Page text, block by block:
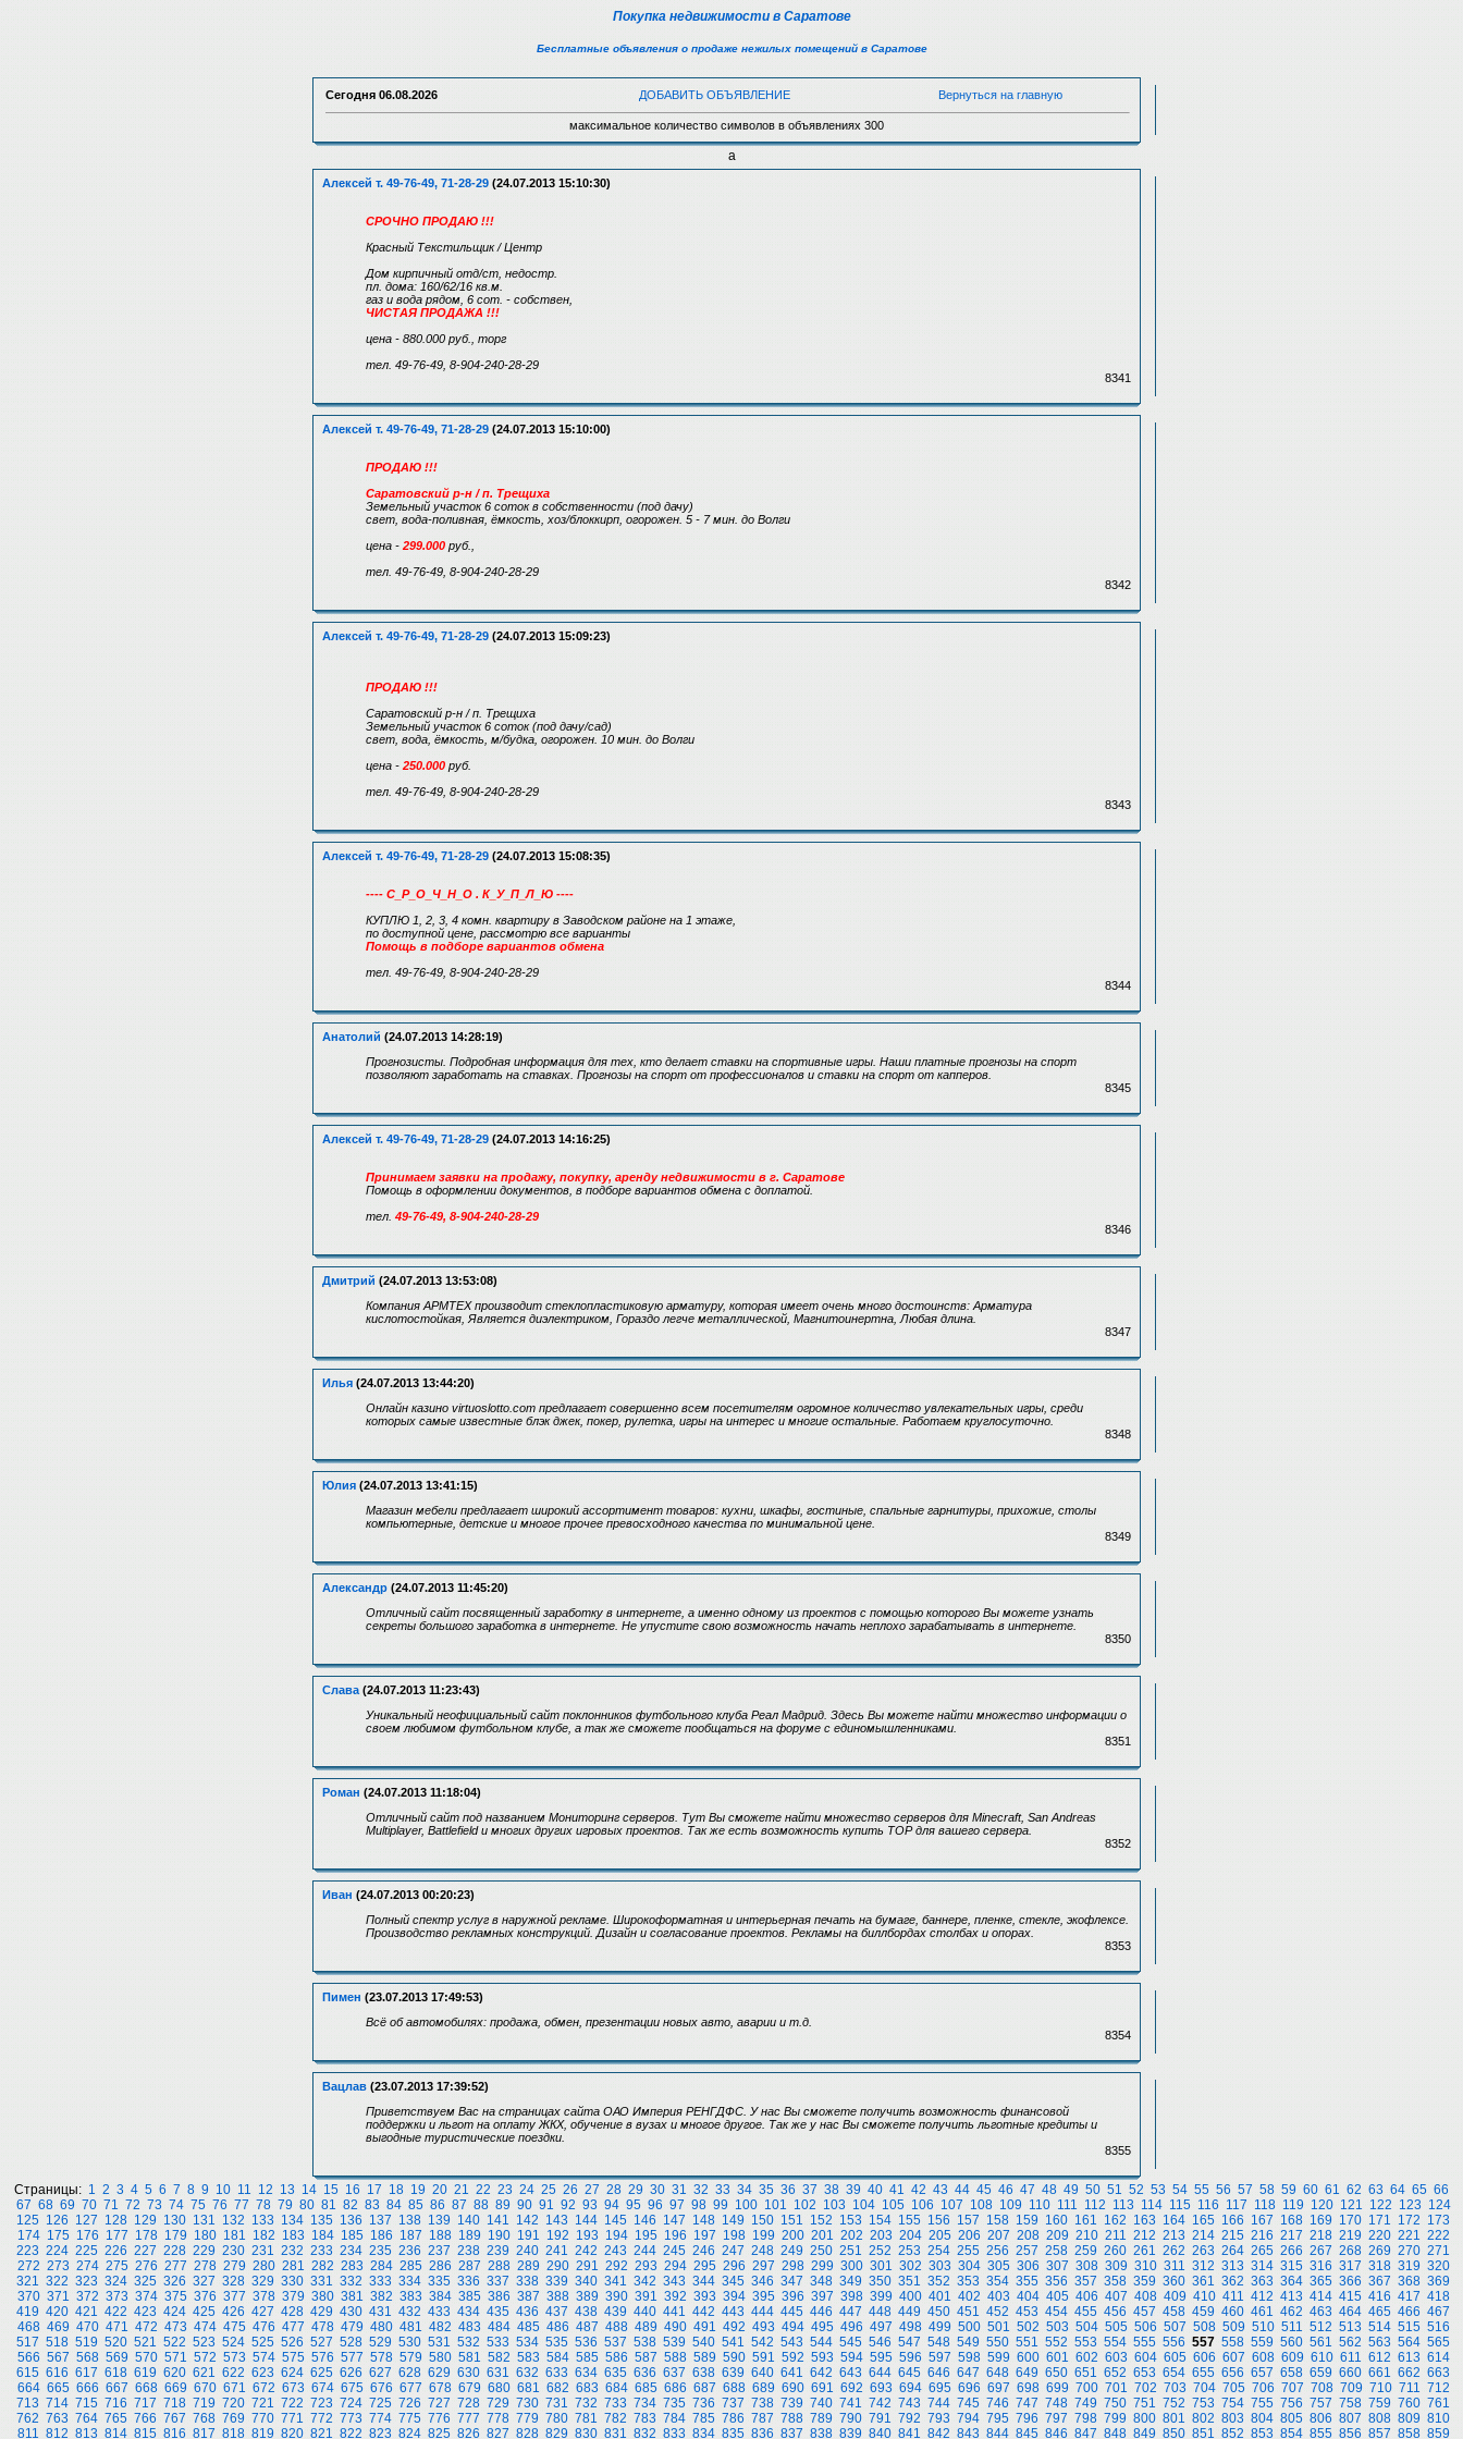
Покупка недвижимости в Саратове
Бесплатные объявления о продаже нежилых помещений в Саратове
Сегодня 06.08.2026 ДОБАВИТЬ ОБЪЯВЛЕНИЕ Вернуться на главную
максимальное количество символов в объявлениях 300
а
Алексей т. 49-76-49, 71-28-29 (24.07.2013 15:10:30)
СРОЧНО ПРОДАЮ !!!
Красный Текстильщик / Центр
Дом кирпичный отд/ст, недостр.
пл. дома: 160/62/16 кв.м.
газ и вода рядом, 6 сот. - собствен,
ЧИСТАЯ ПРОДАЖА !!!
цена - 880.000 руб., торг
тел. 49-76-49, 8-904-240-28-29
8341
Алексей т. 49-76-49, 71-28-29 (24.07.2013 15:10:00)
ПРОДАЮ !!!
Саратовский р-н / п. Трещиха
Земельный участок 6 соток в собственности (под дачу)
свет, вода-поливная, ёмкость, хоз/блоккирп, огорожен. 5 - 7 мин. до Волги
цена - 299.000 руб.,
тел. 49-76-49, 8-904-240-28-29
8342
Алексей т. 49-76-49, 71-28-29 (24.07.2013 15:09:23)
ПРОДАЮ !!!
Саратовский р-н / п. Трещиха
Земельный участок 6 соток (под дачу/сад)
свет, вода, ёмкость, м/будка, огорожен. 10 мин. до Волги
цена - 250.000 руб.
тел. 49-76-49, 8-904-240-28-29
8343
Алексей т. 49-76-49, 71-28-29 (24.07.2013 15:08:35)
---- С_Р_О_Ч_Н_О . К_У_П_Л_Ю ----
КУПЛЮ 1, 2, 3, 4 комн. квартиру в Заводском районе на 1 этаже,
по доступной цене, рассмотрю все варианты
Помощь в подборе вариантов обмена
тел. 49-76-49, 8-904-240-28-29
8344
Анатолий (24.07.2013 14:28:19)
Прогнозисты. Подробная информация для тех, кто делает ставки на спортивные игры. Наши платные прогнозы на спорт
позволяют заработать на ставках. Прогнозы на спорт от профессионалов и ставки на спорт от капперов.
8345
Алексей т. 49-76-49, 71-28-29 (24.07.2013 14:16:25)
Принимаем заявки на продажу, покупку, аренду недвижимости в г. Саратове
Помощь в оформлении документов, в подборе вариантов обмена с доплатой.
тел. 49-76-49, 8-904-240-28-29
8346
Дмитрий (24.07.2013 13:53:08)
Компания АРМТЕХ производит стеклопластиковую арматуру, которая имеет очень много достоинств: Арматура
кислотостойкая, Является диэлектриком, Гораздо легче металлической, Магнитоинертна, Любая длина.
8347
Илья (24.07.2013 13:44:20)
Онлайн казино virtuoslotto.com предлагает совершенно всем посетителям огромное количество увлекательных игры, среди
которых самые известные блэк джек, покер, рулетка, игры на интерес и многие остальные. Работаем круглосуточно.
8348
Юлия (24.07.2013 13:41:15)
Магазин мебели предлагает широкий ассортимент товаров: кухни, шкафы, гостиные, спальные гарнитуры, прихожие, столы
компьютерные, детские и многое прочее превосходного качества по минимальной цене.
8349
Александр (24.07.2013 11:45:20)
Отличный сайт посвященный заработку в интернете, а именно одному из проектов с помощью которого Вы можете узнать
секреты большого заработка в интернете. Не упустите свою возможность начать неплохо зарабатывать в интернете.
8350
Слава (24.07.2013 11:23:43)
Уникальный неофициальный сайт поклонников футбольного клуба Реал Мадрид. Здесь Вы можете найти множество информации о
своем любимом футбольном клубе, а так же сможете пообщаться на форуме с единомышленниками.
8351
Роман (24.07.2013 11:18:04)
Отличный сайт под названием Мониторинг серверов. Тут Вы сможете найти множество серверов для Minecraft, San Andreas
Multiplayer, Battlefield и многих других игровых проектов. Так же есть возможность купить TOP для вашего сервера.
8352
Иван (24.07.2013 00:20:23)
Полный спектр услуг в наружной рекламе. Широкоформатная и интерьерная печать на бумаге, баннере, пленке, стекле, экофлексе.
Производство рекламных конструкций. Дизайн и согласование проектов. Рекламы на биллбордах столбах и опорах.
8353
Пимен (23.07.2013 17:49:53)
Всё об автомобилях: продажа, обмен, презентации новых авто, аварии и т.д.
8354
Вацлав (23.07.2013 17:39:52)
Приветствуем Вас на страницах сайта ОАО Империя РЕНГДФС. У нас Вы сможете получить возможность финансовой
поддержки и льгот на оплату ЖКХ, обучение в вузах и многое другое. Так же у нас Вы сможете получить льготные кредиты и
выгодные туристические поездки.
8355
Страницы: 1 2 3 4 5 6 7 8 9 10 11 12 13 14 15 16 17 18 19 20 21 22 23 24 25 26 27 28 29 30 31 32 33 34 35 36 37 38 39 40 41 42 43 44 45 46 47 48 49 50 51 52 53 54 55 56 57 58 59 60 61 62 63 64 65 66
67 68 69 70 71 72 73 74 75 76 77 78 79 80 81 82 83 84 85 86 87 88 89 90 91 92 93 94 95 96 97 98 99 100 101 102 103 104 105 106 107 108 109 110 111 112 113 114 115 116 117 118 119 120 121 122 123 124
125 126 127 128 129 130 131 132 133 134 135 136 137 138 139 140 141 142 143 144 145 146 147 148 149 150 151 152 153 154 155 156 157 158 159 160 161 162 163 164 165 166 167 168 169 170 171 172 173
174 175 176 177 178 179 180 181 182 183 184 185 186 187 188 189 190 191 192 193 194 195 196 197 198 199 200 201 202 203 204 205 206 207 208 209 210 211 212 213 214 215 216 217 218 219 220 221 222
223 224 225 226 227 228 229 230 231 232 233 234 235 236 237 238 239 240 241 242 243 244 245 246 247 248 249 250 251 252 253 254 255 256 257 258 259 260 261 262 263 264 265 266 267 268 269 270 271
272 273 274 275 276 277 278 279 280 281 282 283 284 285 286 287 288 289 290 291 292 293 294 295 296 297 298 299 300 301 302 303 304 305 306 307 308 309 310 311 312 313 314 315 316 317 318 319 320
321 322 323 324 325 326 327 328 329 330 331 332 333 334 335 336 337 338 339 340 341 342 343 344 345 346 347 348 349 350 351 352 353 354 355 356 357 358 359 360 361 362 363 364 365 366 367 368 369
370 371 372 373 374 375 376 377 378 379 380 381 382 383 384 385 386 387 388 389 390 391 392 393 394 395 396 397 398 399 400 401 402 403 404 405 406 407 408 409 410 411 412 413 414 415 416 417 418
419 420 421 422 423 424 425 426 427 428 429 430 431 432 433 434 435 436 437 438 439 440 441 442 443 444 445 446 447 448 449 450 451 452 453 454 455 456 457 458 459 460 461 462 463 464 465 466 467
468 469 470 471 472 473 474 475 476 477 478 479 480 481 482 483 484 485 486 487 488 489 490 491 492 493 494 495 496 497 498 499 500 501 502 503 504 505 506 507 508 509 510 511 512 513 514 515 516
517 518 519 520 521 522 523 524 525 526 527 528 529 530 531 532 533 534 535 536 537 538 539 540 541 542 543 544 545 546 547 548 549 550 551 552 553 554 555 556 557 558 559 560 561 562 563 564 565
566 567 568 569 570 571 572 573 574 575 576 577 578 579 580 581 582 583 584 585 586 587 588 589 590 591 592 593 594 595 596 597 598 599 600 601 602 603 604 605 606 607 608 609 610 611 612 613 614
615 616 617 618 619 620 621 622 623 624 625 626 627 628 629 630 631 632 633 634 635 636 637 638 639 640 641 642 643 644 645 646 647 648 649 650 651 652 653 654 655 656 657 658 659 660 661 662 663
664 665 666 667 668 669 670 671 672 673 674 675 676 677 678 679 680 681 682 683 684 685 686 687 688 689 690 691 692 693 694 695 696 697 698 699 700 701 702 703 704 705 706 707 708 709 710 711 712
713 714 715 716 717 718 719 720 721 722 723 724 725 726 727 728 729 730 731 732 733 734 735 736 737 738 739 740 741 742 743 744 745 746 747 748 749 750 751 752 753 754 755 756 757 758 759 760 761
762 763 764 765 766 767 768 769 770 771 772 773 774 775 776 777 778 779 780 781 782 783 784 785 786 787 788 789 790 791 792 793 794 795 796 797 798 799 800 801 802 803 804 805 806 807 808 809 810
811 812 813 814 815 816 817 818 819 820 821 822 823 824 825 826 827 828 829 830 831 832 833 834 835 836 837 838 839 840 841 842 843 844 845 846 847 848 849 850 851 852 853 854 855 856 857 858 859